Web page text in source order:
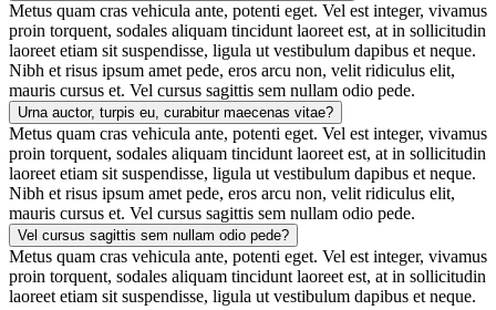
Metus quam cras vehicula ante, potenti eget. Vel est integer, vivamus
proin torquent, sodales aliquam tincidunt laoreet est, at in sollicitudin
laoreet etiam sit suspendisse, ligula ut vestibulum dapibus et neque.
Nibh et risus ipsum amet pede, eros arcu non, velit ridiculus elit,
mauris cursus et. Vel cursus sagittis sem nullam odio pede.
Urna auctor, turpis eu, curabitur maecenas vitae?
Metus quam cras vehicula ante, potenti eget. Vel est integer, vivamus
proin torquent, sodales aliquam tincidunt laoreet est, at in sollicitudin
laoreet etiam sit suspendisse, ligula ut vestibulum dapibus et neque.
Nibh et risus ipsum amet pede, eros arcu non, velit ridiculus elit,
mauris cursus et. Vel cursus sagittis sem nullam odio pede.
Vel cursus sagittis sem nullam odio pede?
Metus quam cras vehicula ante, potenti eget. Vel est integer, vivamus
proin torquent, sodales aliquam tincidunt laoreet est, at in sollicitudin
laoreet etiam sit suspendisse, ligula ut vestibulum dapibus et neque.